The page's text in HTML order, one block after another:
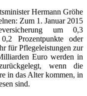
Hermann Gröhe
Zum 1. Januar 2015
um 0,3
Prozentpunkte oder
für Pflegeleistungen zur
Euro werden in
wenn die
in das Alter kommen, in
sind.